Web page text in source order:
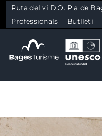
Skip to content
Ruta del vi D.O. Pla de
Professionals
Butlletí